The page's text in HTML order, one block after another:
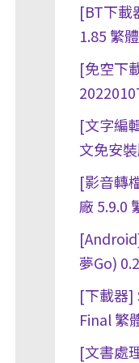
[BT下載
1.85 繁
[免空下
[文字編
文免安
[影音轉
廠 5.9.0
夢Go)
[下載器]
Final 繁
[文書處